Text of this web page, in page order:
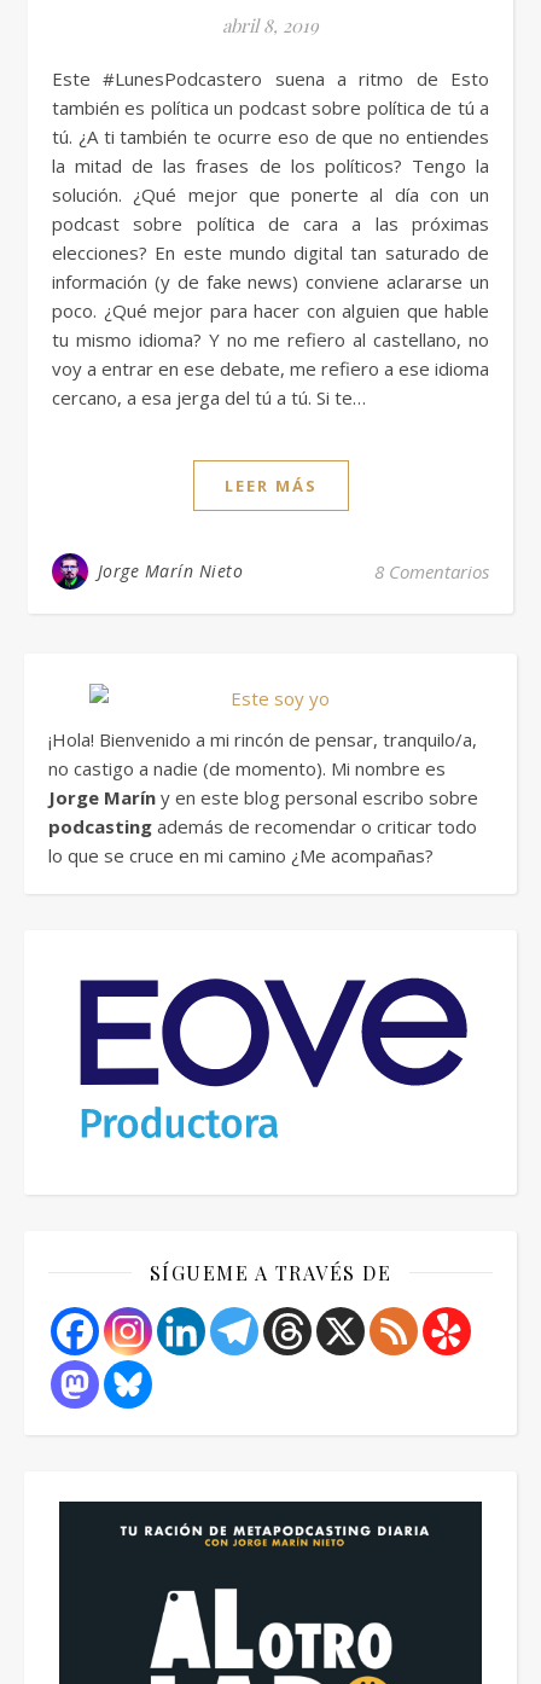
abril 8, 2019
Este #LunesPodcastero suena a ritmo de Esto
también es política un podcast sobre política de tú a
tú. ¿A ti también te ocurre eso de que no entiendes
la mitad de las frases de los políticos? Tengo la
solución. ¿Qué mejor que ponerte al día con un
podcast sobre política de cara a las próximas
elecciones? En este mundo digital tan saturado de
información (y de fake news) conviene aclararse un
poco. ¿Qué mejor para hacer con alguien que hable
tu mismo idioma? Y no me refiero al castellano, no
voy a entrar en ese debate, me refiero a ese idioma
cercano, a esa jerga del tú a tú. Si te…
LEER MÁS
Jorge Marín Nieto 8 Comentarios
¡Hola! Bienvenido a mi rincón de pensar, tranquilo/a,
no castigo a nadie (de momento). Mi nombre es
Jorge Marín y en este blog personal escribo sobre
podcasting además de recomendar o criticar todo
lo que se cruce en mi camino ¿Me acompañas?
SÍGUEME A TRAVÉS DE